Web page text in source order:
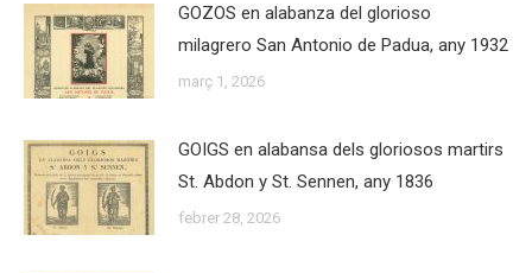
GOZOS en alabanza del glorioso
milagrero San Antonio de Padua, any 1932
març 1, 2026
GOIGS en alabansa dels gloriosos martirs
St. Abdon y St. Sennen, any 1836
febrer 28, 2026